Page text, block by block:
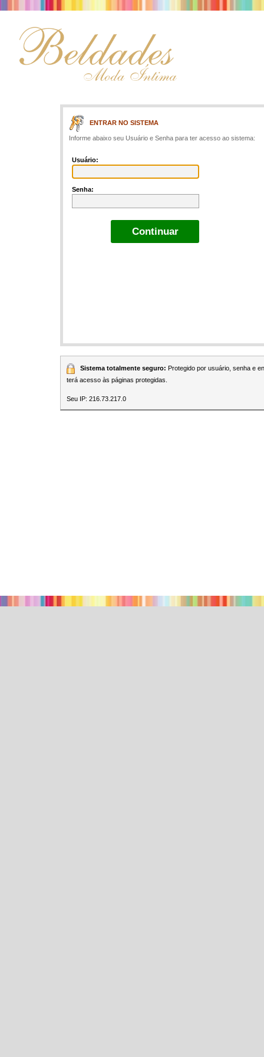
ENTRAR NO SISTEMA
Informe abaixo seu Usuário e Senha para ter acesso ao sistema:
Usuário:
Senha:
Sistema totalmente seguro: Protegido por usuário, senha e
terá acesso às páginas protegidas.
Seu IP: 216.73.217.0